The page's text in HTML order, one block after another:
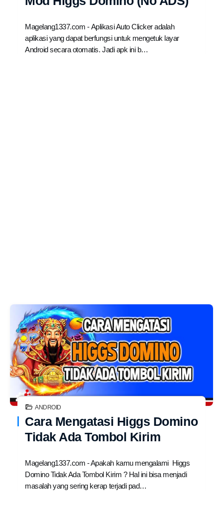
Magelang1337.com - Aplikasi Auto Clicker adalah
aplikasi yang dapat berfungsi untuk mengetuk layar
Android secara otomatis. Jadi apk ini b…
Cara Mengatasi Higgs Domino
Tidak Ada Tombol Kirim
Magelang1337.com - Apakah kamu mengalami Higgs
Domino Tidak Ada Tombol Kirim ? Hal ini bisa menjadi
masalah yang sering kerap terjadi pad…
ANDROID